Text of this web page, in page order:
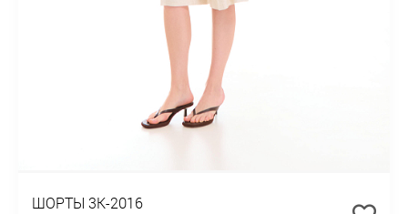
ШОРТЫ 3К-2016